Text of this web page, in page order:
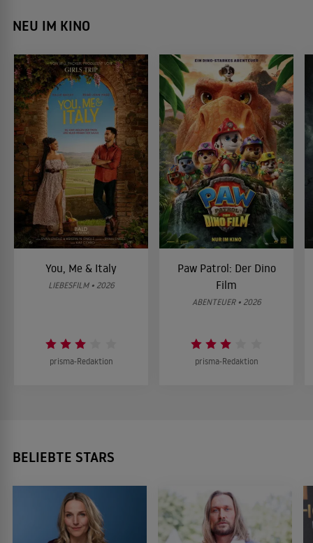
NEU IM KINO
You, Me & Italy
LIEBESFILM • 2026
prisma-Redaktion
Paw Patrol: Der Dino
Film
ABENTEUER • 2026
prisma-Redaktion
BELIEBTE STARS